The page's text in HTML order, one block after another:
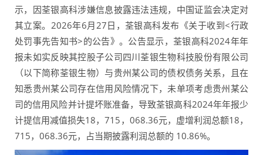
示，因荃银高科涉嫌信息披露违法违规，中国证监会决定对
其立案。2026年6月27日，荃银高科发布《关于收到<行政
处罚事先告知书>的公告》。公告显示，荃银高科2024年年
报未如实反映其控股子公司四川荃银生物科技股份有限公司
（以下简称荃银生物）与贵州某公司的债权债务关系，且在
知悉贵州某公司存在信用风险情况下，未单项考虑贵州某公
司的信用风险并计提坏账准备，导致荃银高科2024年年报少
计提信用减值损失18，715，068.36元，虚增利润总额18，
715，068.36元，占当期披露利润总额的 10.86%。